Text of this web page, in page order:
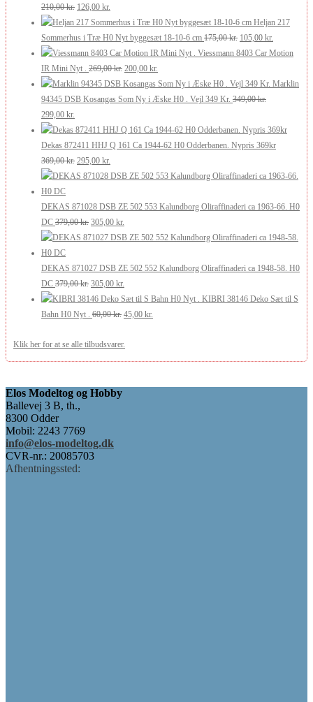
var:
250,00 kr..200,00 kr..
210,00kr. Den
oprindelige
pris
var:
210,00 kr..
126,00 kr.
aktuelle
pris
er:
126,00 kr..
Heljan 217
Sommerhus i Træ H0 Nyt byggesæt 18-10-6 cm 175,00kr. Den
oprindelige
var:
175,00 kr..
105,00 kr.
aktuelle
er:
105,00 kr..
Viessmann 8403 Car Motion
IR Mini Nyt .
269,00kr. Den
oprindelige
pris
269,00 kr..
200,00 kr.
aktuelle
pris
200,00 kr..
Marklin
94345 DSB Kosangas Som Ny i Æske H0 . Vejl 349 Kr. 349,00kr.
Den
oprindelige
pris
var:
349,00 kr..
299,00 kr.
aktuelle
pris
er:
299,00 kr..
Dekas 872411 HHJ Q 161 Ca 1944-62 H0 Odderbanen. Nypris 369kr
369,00kr. Den
oprindelige
var:
369,00 kr..
295,00 kr.
aktuelle
er:
295,00 kr..
DEKAS 871028 DSB ZE 502 553 Kalundborg Oliraffinaderi ca 1963-66. H0
DC 379,00kr. Den
oprindelige
var:
379,00 kr..
305,00 kr.
aktuelle
er:
DEKAS 871027 DSB ZE 502 552 Kalundborg Oliraffinaderi ca 1948-58. H0
DC 379,00kr. Den
oprindelige
pris
379,00 kr..
305,00 kr.
aktuelle
pris
KIBRI 38146 Deko Sæt til S
Bahn H0 Nyt .
60,00kr. Den
pris
var:
45,00 kr.
er:
Klik her for at se alle tilbudsvarer.
Elos Modeltog og Hobby
Ballevej 3 B, th.,
8300 Odder
Mobil: 2243 7769
info@elos-modeltog.dk
CVR-nr.: 20085703
Afhentningssted: